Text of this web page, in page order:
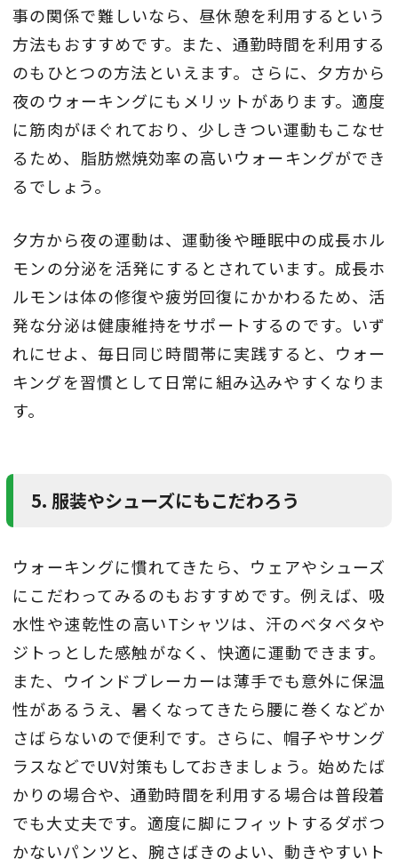
事の関係で難しいなら、昼休憩を利用するという
方法もおすすめです。また、通勤時間を利用する
のもひとつの方法といえます。さらに、夕方から
夜のウォーキングにもメリットがあります。適度
に筋肉がほぐれており、少しきつい運動もこなせ
るため、脂肪燃焼効率の高いウォーキングができ
るでしょう。
夕方から夜の運動は、運動後や睡眠中の成長ホル
モンの分泌を活発にするとされています。成長ホ
ルモンは体の修復や疲労回復にかかわるため、活
発な分泌は健康維持をサポートするのです。いず
れにせよ、毎日同じ時間帯に実践すると、ウォー
キングを習慣として日常に組み込みやすくなりま
す。
5. 服装やシューズにもこだわろう
ウォーキングに慣れてきたら、ウェアやシューズ
にこだわってみるのもおすすめです。例えば、吸
水性や速乾性の高いTシャツは、汗のベタベタや
ジトっとした感触がなく、快適に運動できます。
また、ウインドブレーカーは薄手でも意外に保温
性があるうえ、暑くなってきたら腰に巻くなどか
さばらないので便利です。さらに、帽子やサング
ラスなどでUV対策もしておきましょう。始めたば
かりの場合や、通勤時間を利用する場合は普段着
でも大丈夫です。適度に脚にフィットするダボつ
かないパンツと、腕さばきのよい、動きやすいト